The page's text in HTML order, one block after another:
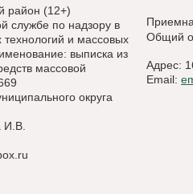
район (12+)
службе по надзору в
и массовых
выписка из
массовой
округа
И.В.
Общий
Адрес:
Email: